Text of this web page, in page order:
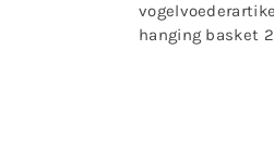
hanging basket